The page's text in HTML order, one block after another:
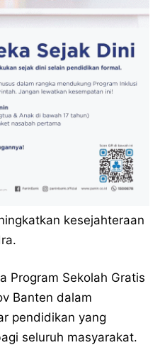
kesejahteraan
Program Sekolah Gratis
Banten dalam
pendidikan yang
seluruh masyarakat.